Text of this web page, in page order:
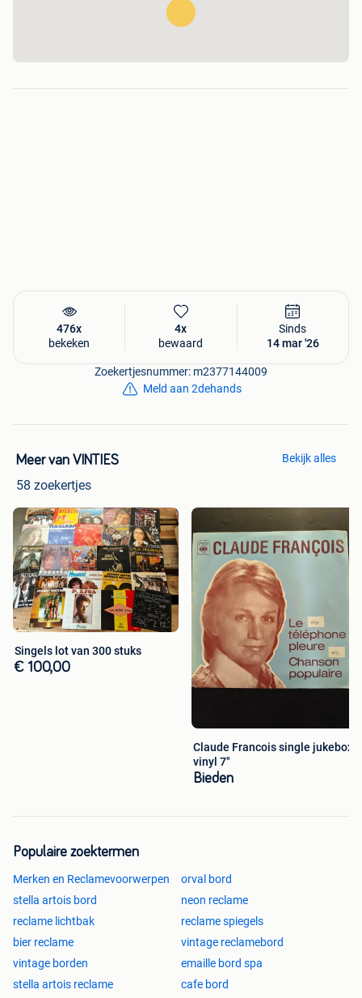
476x
bekeken
4x
bewaard
Sinds
14 mar '26
Zoekertjesnummer: m2377144009
Meld aan 2dehands
Meer van VINTIES
58 zoekertjes
Bekijk alles
Singels lot van 300 stuks
€ 100,00
Claude Francois single jukebox
vinyl 7"
Bieden
Populaire zoektermen
Merken en Reclamevoorwerpen
orval bord
stella artois bord
neon reclame
reclame lichtbak
reclame spiegels
bier reclame
vintage reclamebord
vintage borden
emaille bord spa
stella artois reclame
cafe bord